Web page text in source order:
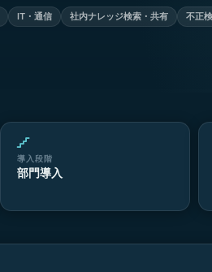
IT・通信 社内ナレッジ検索・共有 不正
導入段階
部門導入